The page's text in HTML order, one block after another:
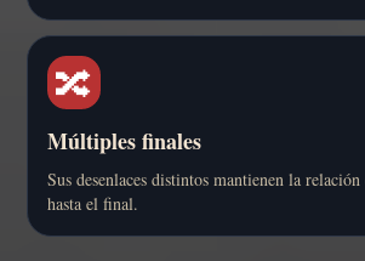
🔀
Múltiples finales
Sus desenlaces distintos mantienen la
hasta el final.